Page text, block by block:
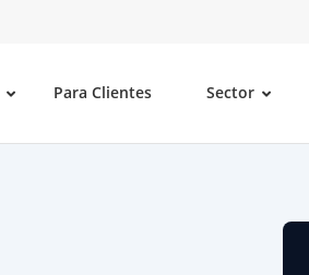
Para Clientes Sector